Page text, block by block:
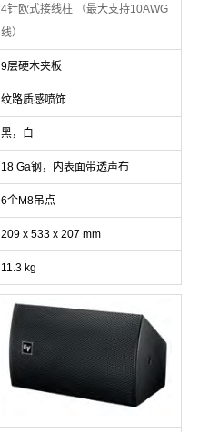
4针欧式接线柱 （最大支持10AWG
线）
9层硬木夹板
纹路质感喷饰
黑，白
18 Ga钢，内表面带透声布
6个M8吊点
209 x 533 x 207 mm
11.3 kg